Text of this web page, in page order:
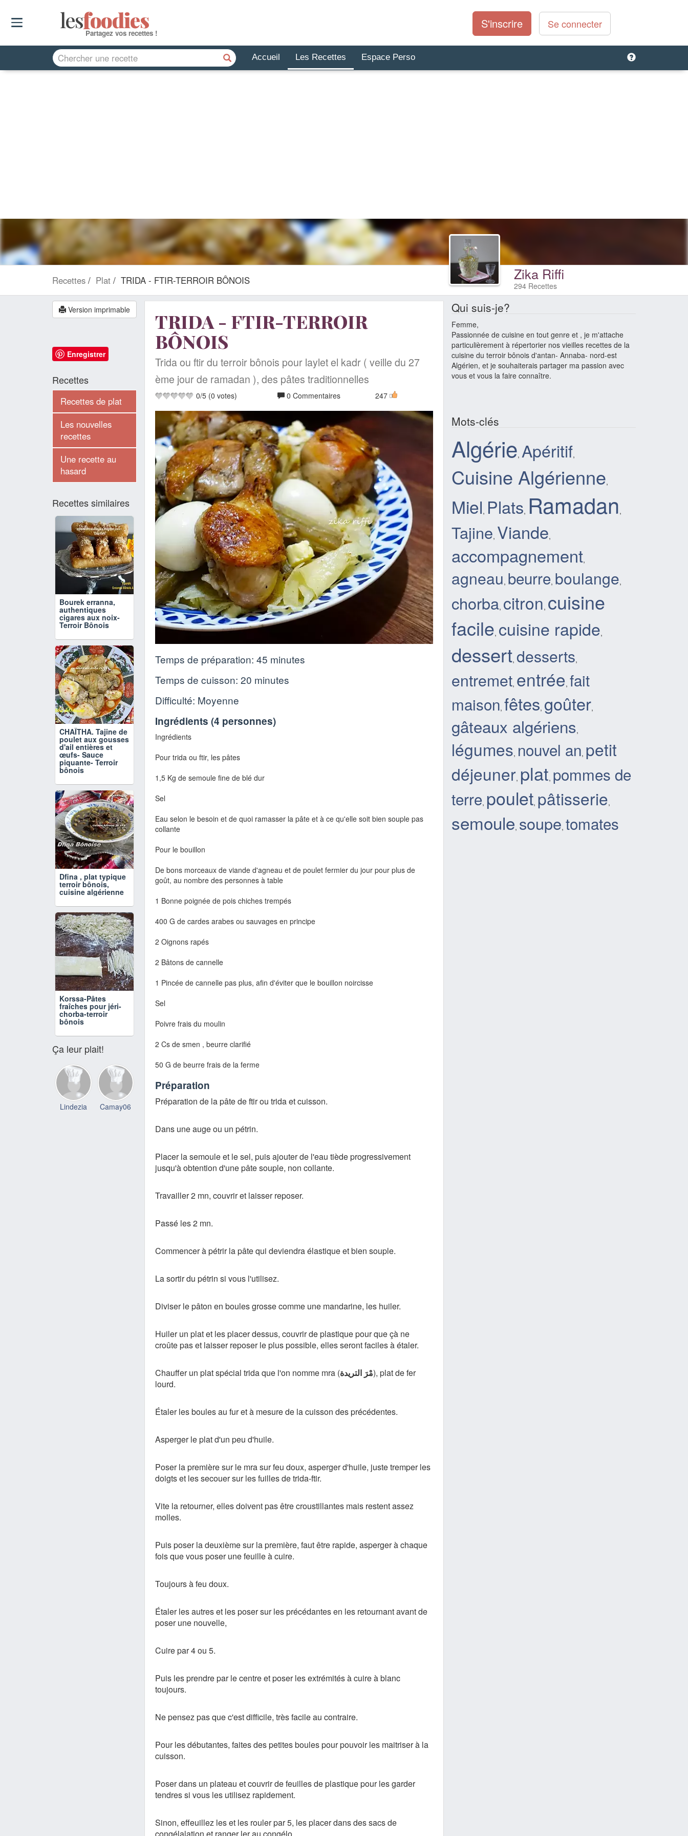
lesfoodies
Partagez vos recettes !
S'inscrire Se connecter
Accueil Les Recettes Espace Perso
Recettes Plat TRIDA - FTIR-TERROIR BÔNOIS Zika Riffi
294 Recettes
TRIDA - FTIR-TERROIR
BÔNOIS
Trida ou ftir du terroir bônois pour laylet el kadr ( veille du 27
ème jour de ramadan ), des pâtes traditionnelles
0/5 (0 votes) 0 Commentaires 247
Temps de préparation: 45 minutes
Temps de cuisson: 20 minutes
Difficulté: Moyenne
Ingrédients (4 personnes)
Ingrédients
Pour trida ou ftir, les pâtes
1,5 Kg de semoule fine de blé dur
Sel
Eau selon le besoin et de quoi ramasser la pâte et à ce qu'elle soit bien souple pas
collante
Pour le bouillon
De bons morceaux de viande d'agneau et de poulet fermier du jour pour plus de
goût, au nombre des personnes à table
1 Bonne poignée de pois chiches trempés
400 G de cardes arabes ou sauvages en principe
2 Oignons rapés
2 Bâtons de cannelle
1 Pincée de cannelle pas plus, afin d'éviter que le bouillon noircisse
Sel
Poivre frais du moulin
2 Cs de smen , beurre clarifié
50 G de beurre frais de la ferme
Préparation
Préparation de la pâte de ftir ou trida et cuisson.
Dans une auge ou un pétrin.
Placer la semoule et le sel, puis ajouter de l'eau tiède progressivement
jusqu'à obtention d'une pâte souple, non collante.
Travailler 2 mn, couvrir et laisser reposer.
Passé les 2 mn.
Commencer à pétrir la pâte qui deviendra élastique et bien souple.
La sortir du pétrin si vous l'utilisez.
Diviser le pâton en boules grosse comme une mandarine, les huiler.
Huiler un plat et les placer dessus, couvrir de plastique pour que çà ne
croûte pas et laisser reposer le plus possible, elles seront faciles à étaler.
Chauffer un plat spécial trida que l'on nomme mra ( مْرَ التريدة
), plat de fer
lourd.
Étaler les boules au fur et à mesure de la cuisson des précédentes.
Asperger le plat d'un peu d'huile.
Poser la première sur le mra sur feu doux, asperger d'huile, juste tremper les
doigts et les secouer sur les fuilles de trida-ftir.
Vite la retourner, elles doivent pas être croustillantes mais restent assez
molles.
Puis poser la deuxième sur la première, faut être rapide, asperger à chaque
fois que vous poser une feuille à cuire.
Toujours à feu doux.
Étaler les autres et les poser sur les précédantes en les retournant avant de
poser une nouvelle,
Cuire par 4 ou 5.
Puis les prendre par le centre et poser les extrémités à cuire à blanc
toujours.
Ne pensez pas que c'est difficile, très facile au contraire.
Pour les débutantes, faites des petites boules pour pouvoir les maitriser à la
cuisson.
Poser dans un plateau et couvrir de feuilles de plastique pour les garder
tendres si vous les utilisez rapidement.
Sinon, effeuillez les et les rouler par 5, les placer dans des sacs de
congélalation et ranger ler au congélo.
Version imprimable
Enregistrer
Recettes
Recettes de plat
Les nouvelles
recettes
Une recette au
hasard
Recettes similaires
Bourek erranna,
authentiques
cigares aux noix-
Terroir Bônois
CHAÏTHA. Tajine de
poulet aux gousses
d'ail entières et
œufs- Sauce
piquante- Terroir
bônois
Dfina , plat typique
terroir bônois,
cuisine algérienne
Korssa-Pâtes
fraîches pour jéri-
chorba-terroir
bônois
Ça leur plait!
Lindezia Camay06
Qui suis-je?
Femme,
Passionnée de cuisine en tout genre et , je m'attache
particulièrement à répertorier nos vieilles recettes de la
cuisine du terroir bônois d'antan- Annaba- nord-est
Algérien, et je souhaiterais partager ma passion avec
vous et vous la faire connaître.
Mots-clés
Algérie, Apéritif,
Cuisine Algérienne,
Miel, Plats, Ramadan,
Tajine, Viande,
accompagnement,
agneau, beurre, boulange,
chorba, citron, cuisine
facile, cuisine rapide,
dessert, desserts,
entremet, entrée, fait
maison, fêtes, goûter,
gâteaux algériens,
légumes, nouvel an, petit
déjeuner, plat, pommes de
terre, poulet, pâtisserie,
semoule, soupe, tomates